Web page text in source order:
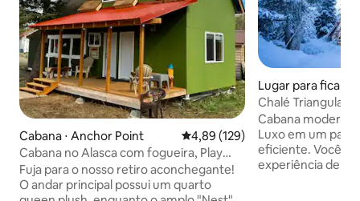
Cabana ⋅ Anchor Point 4,89 de uma avaliação média de
4,89 (129)
Cabana no Alasca com fogueira, Play
Fort & Inlet Views
Fuja para o nosso retiro aconchegante!
O andar principal possui um quarto
Lugar para ficar ⋅
Chalé Triangular
Cabana
Luxo em um
eficiente. Você vai adorar esta pequena
experiência de vida. Situado